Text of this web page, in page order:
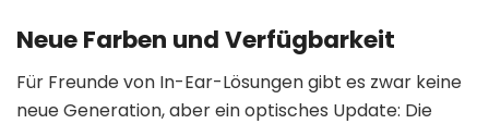
Neue Farben und Verfügbarkeit
Für Freunde von In-Ear-Lösungen gibt es zwar keine
neue Generation, aber ein optisches Update: Die